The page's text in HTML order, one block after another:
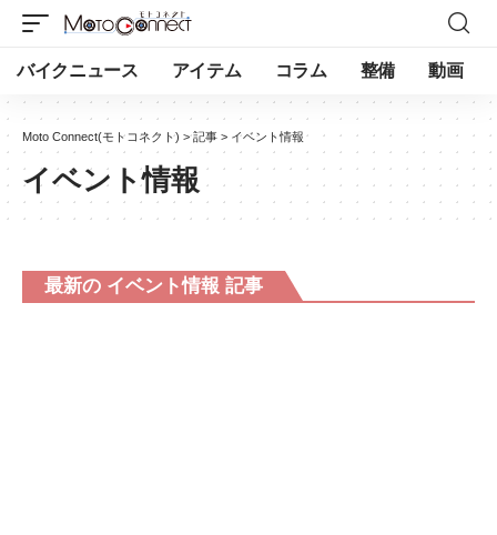
バイクニュース アイテム コラム 整備 動画
Moto Connect(モトコネクト) >記事 > イベント情報
イベント情報
最新の イベント情報 記事